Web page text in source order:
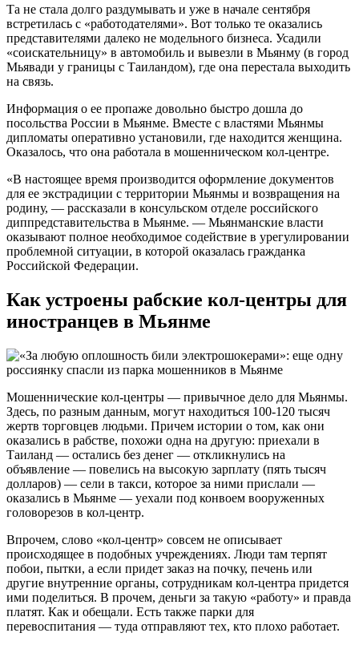
Та не стала долго раздумывать и уже в начале сентября
встретилась с «работодателями». Вот только те оказались
представителями далеко не модельного бизнеса. Усадили
«соискательницу» в автомобиль и вывезли в Мьянму (в город
Мьявади у границы с Таиландом), где она перестала выходить
на связь.
Информация о ее пропаже довольно быстро дошла до
посольства России в Мьянме. Вместе с властями Мьянмы
дипломаты оперативно установили, где находится женщина.
Оказалось, что она работала в мошенническом кол-центре.
«В настоящее время производится оформление документов
для ее экстрадиции с территории Мьянмы и возвращения на
родину, — рассказали в консульском отделе российского
диппредставительства в Мьянме. — Мьянманские власти
оказывают полное необходимое содействие в урегулировании
проблемной ситуации, в которой оказалась гражданка
Российской Федерации.
Как устроены рабские кол-центры для
иностранцев в Мьянме
Мошеннические кол-центры — привычное дело для Мьянмы.
Здесь, по разным данным, могут находиться 100-120 тысяч
жертв торговцев людьми. Причем истории о том, как они
оказались в рабстве, похожи одна на другую: приехали в
Таиланд — остались без денег — откликнулись на
объявление — повелись на высокую зарплату (пять тысяч
долларов) — сели в такси, которое за ними прислали —
оказались в Мьянме — уехали под конвоем вооруженных
головорезов в кол-центр.
Впрочем, слово «кол-центр» совсем не описывает
происходящее в подобных учреждениях. Люди там терпят
побои, пытки, а если придет заказ на почку, печень или
другие внутренние органы, сотрудникам кол-центра придется
ими поделиться. В прочем, деньги за такую «работу» и правда
платят. Как и обещали. Есть также парки для
перевоспитания — туда отправляют тех, кто плохо работает.